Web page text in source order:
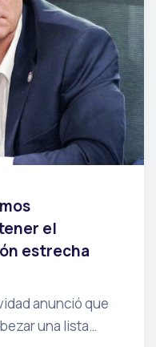
el
estrecha
anunció que
una lista…